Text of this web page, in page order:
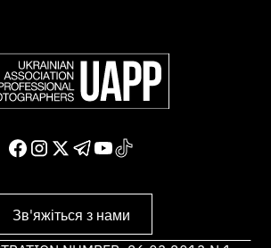
Зв'яжіться з нами